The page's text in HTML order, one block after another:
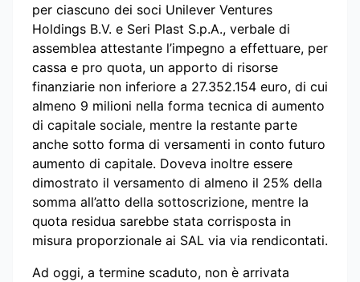
per ciascuno dei soci Unilever Ventures
Holdings B.V. e Seri Plast S.p.A., verbale di
assemblea attestante l’impegno a effettuare, per
cassa e pro quota, un apporto di risorse
finanziarie non inferiore a 27.352.154 euro, di cui
almeno 9 milioni nella forma tecnica di aumento
di capitale sociale, mentre la restante parte
anche sotto forma di versamenti in conto futuro
aumento di capitale. Doveva inoltre essere
dimostrato il versamento di almeno il 25% della
somma all’atto della sottoscrizione, mentre la
quota residua sarebbe stata corrisposta in
misura proporzionale ai SAL via via rendicontati.
Ad oggi, a termine scaduto, non è arrivata